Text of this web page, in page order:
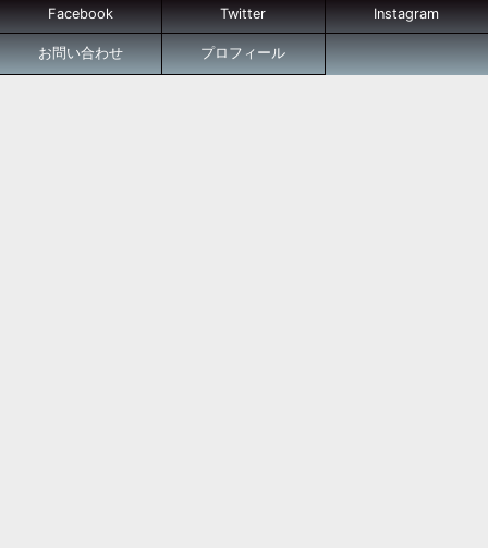
Facebook Twitter Instagram
お問い合わせ プロフィール